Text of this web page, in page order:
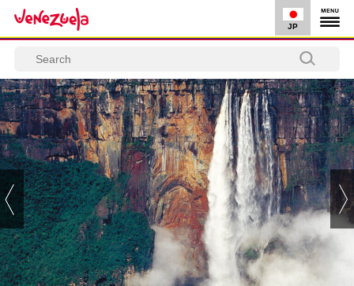
PREV
JP